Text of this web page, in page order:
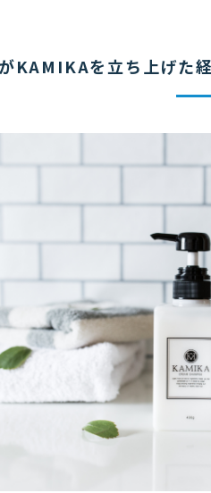
KAMIKAを立ち上げた